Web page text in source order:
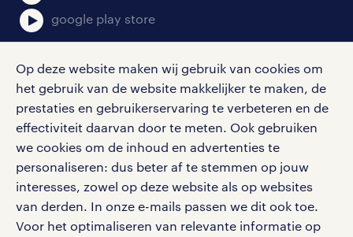
Op deze website maken wij gebruik van cookies om
het gebruik van de website makkelijker te maken, de
prestaties en gebruikerservaring te verbeteren en de
effectiviteit daarvan door te meten. Ook gebruiken
we cookies om de inhoud en advertenties te
personaliseren: dus beter af te stemmen op jouw
interesses, zowel op deze website als op websites
van derden. In onze e-mails passen we dit ook toe.
Voor het optimaliseren van relevante informatie op
google play store
social media
Volg ons voor de leukste content omtrent
vacatures, solliciteren en inspiratie.